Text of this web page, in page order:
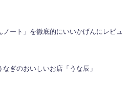
ノート」を徹底的にいいかげんにレビュ
なぎのおいしいお店「うな辰」